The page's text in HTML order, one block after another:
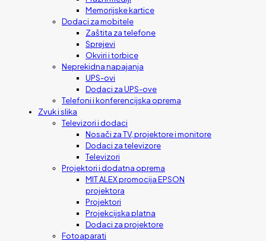
Memorijske kartice
Dodaci za mobitele
Zaštita za telefone
Sprejevi
Okviri i torbice
Neprekidna napajanja
UPS-ovi
Dodaci za UPS-ove
Telefoni i konferencijska oprema
Zvuk i slika
Televizori i dodaci
Nosači za TV, projektore i monitore
Dodaci za televizore
Televizori
Projektori i dodatna oprema
MIT ALEX promocija EPSON
projektora
Projektori
Projekcijska platna
Dodaci za projektore
Fotoaparati